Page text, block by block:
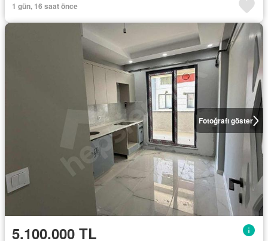
1 gün, 16 saat önce
Fotoğrafı göster
5.100.000 TL